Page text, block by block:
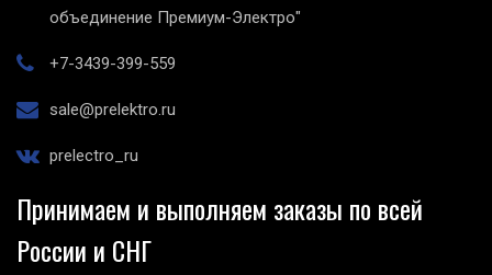
объединение Премиум-Электро"
+7-3439-399-559
sale@prelektro.ru
prelectro_ru
Принимаем и выполняем заказы по всей
России и СНГ